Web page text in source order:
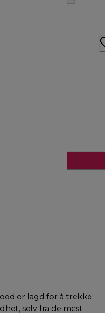
er lagd for å trekke
selv fra de mest